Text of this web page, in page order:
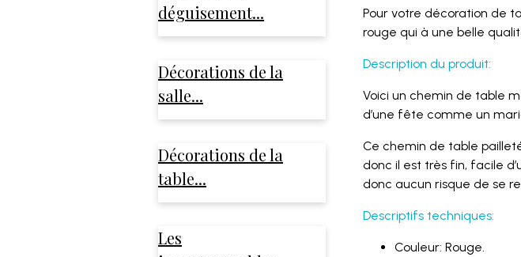
Pour votre décoration de
rouge qui à une belle
Description du produit:
Voici un chemin de table
d’une fête comme un
Ce chemin de table
donc il est très fin, facile
donc aucun risque de se
Descriptifs techniques:
Couleur: Rouge.
déguisement...
Décorations de la
salle...
Décorations de la
table...
Les